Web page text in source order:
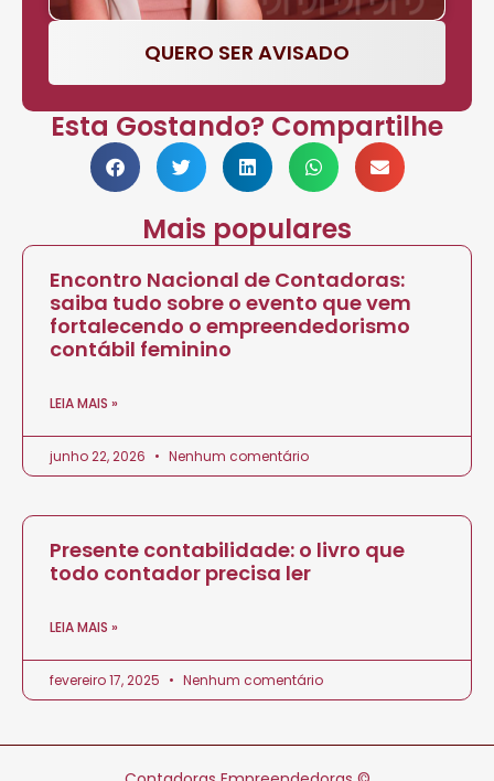
QUERO SER AVISADO
Esta Gostando? Compartilhe
Mais populares
Encontro Nacional de Contadoras:
saiba tudo sobre o evento que vem
fortalecendo o empreendedorismo
contábil feminino
LEIA MAIS »
junho 22, 2026 Nenhum comentário
Presente contabilidade: o livro que
todo contador precisa ler
LEIA MAIS »
fevereiro 17, 2025 Nenhum comentário